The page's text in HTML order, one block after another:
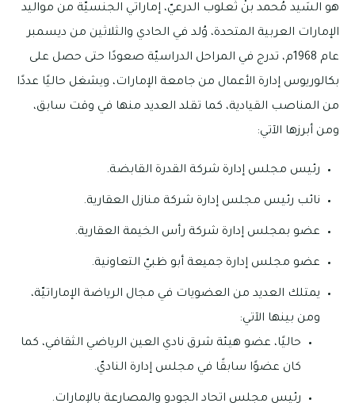
هو السَيد مُحمد بنْ ثَعلوب الدرعيّ، إماراتي الجنسيّة من مواليد
الإمارات العربية المتحدة، وُلد في الحادي والثلاثين من ديسمبر
عام 1968م، تدرج في المراحل الدراسيّة صعودًا حتى حصل على
بكالوريوس إدارة الأعمال من جامعة الإمارات، ويشغل حاليًا عددًا
من المناصب القيادية، كما تقلد العديد منها في وقت سابق،
ومن أبرزها الآتي:
رئيس مجلس إدارة شركة القدرة القابضة.
نائب رئيس مجلس إدارة شركة منازل العقارية.
عضو بمجلس إدارة شركة رأس الخيمة العقارية.
عضو مجلس إدارة جميعة أبو ظبيّ التعاونية.
يمتلك العديد من العضويات في مجال الرياضة الإماراتيّة،
ومن بينها الآتي:
حاليًا، عضو هيئة شرق نادي العين الرياضي الثقافي، كما
كان عضوًا سابقًا في مجلس إدارة الناديّ.
رئيس مجلس اتحاد الجودو والمصارعة بالإمارات.